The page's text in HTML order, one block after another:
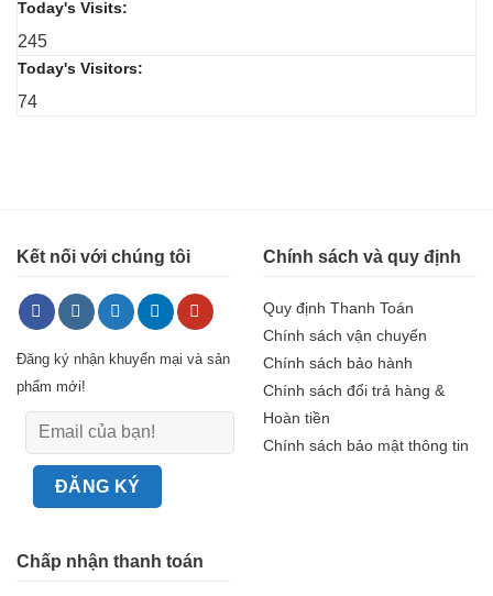
Today's Visits:
245
Today's Visitors:
74
Kết nối với chúng tôi
Đăng ký nhận khuyến mại và sản
phẩm mới!
Chính sách và quy định
Quy định Thanh Toán
Chính sách vận chuyển
Chính sách bảo hành
Chính sách đổi trả hàng &
Hoàn tiền
Chính sách bảo mật thông tin
Chấp nhận thanh toán